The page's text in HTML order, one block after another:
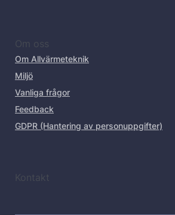
Om oss
Om Allvärmeteknik
Miljö
Vanliga frågor
Feedback
GDPR (Hantering av personuppgifter)
Kontakt